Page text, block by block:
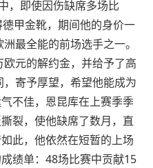
，即使因伤缺席多场比
甲金靴，期间他的身价一
最全能的前场选手之一。
元的解约金，并给予了高
寄予厚望，希望他能成为
不佳，恩昆库在上赛季季
裂，使他缺席了数月，直
此，他依然在短暂的上场
绩单：48场比赛中贡献15